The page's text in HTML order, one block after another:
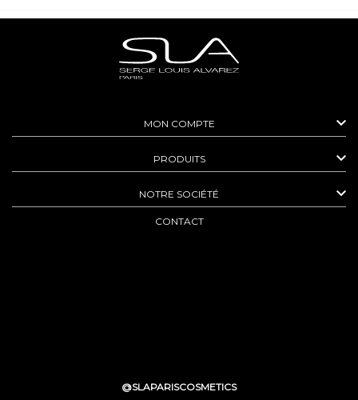
MON COMPTE 
PRODUITS 
NOTRE SOCIÉTÉ 
CONTACT
@SLAPARISCOSMETICS